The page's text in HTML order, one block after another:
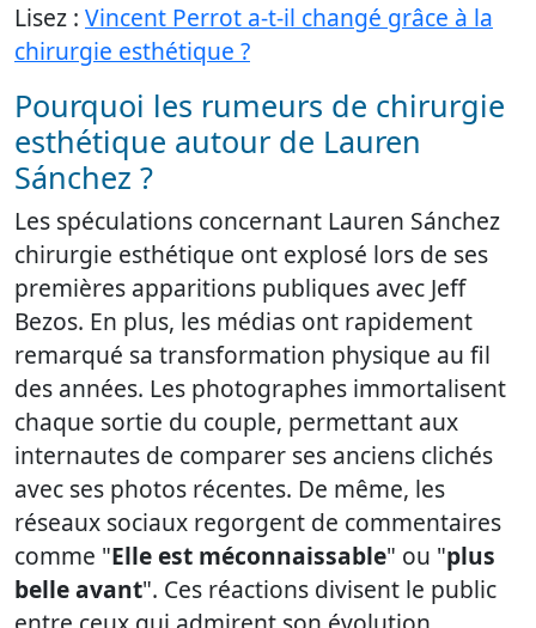
Lisez : Vincent Perrot a-t-il changé grâce à la
chirurgie esthétique ?
Pourquoi les rumeurs de chirurgie
esthétique autour de Lauren
Sánchez ?
Les spéculations concernant Lauren Sánchez
chirurgie esthétique ont explosé lors de ses
premières apparitions publiques avec Jeff
Bezos. En plus, les médias ont rapidement
remarqué sa transformation physique au fil
des années. Les photographes immortalisent
chaque sortie du couple, permettant aux
internautes de comparer ses anciens clichés
avec ses photos récentes. De même, les
réseaux sociaux regorgent de commentaires
comme "Elle est méconnaissable" ou "plus
belle avant". Ces réactions divisent le public